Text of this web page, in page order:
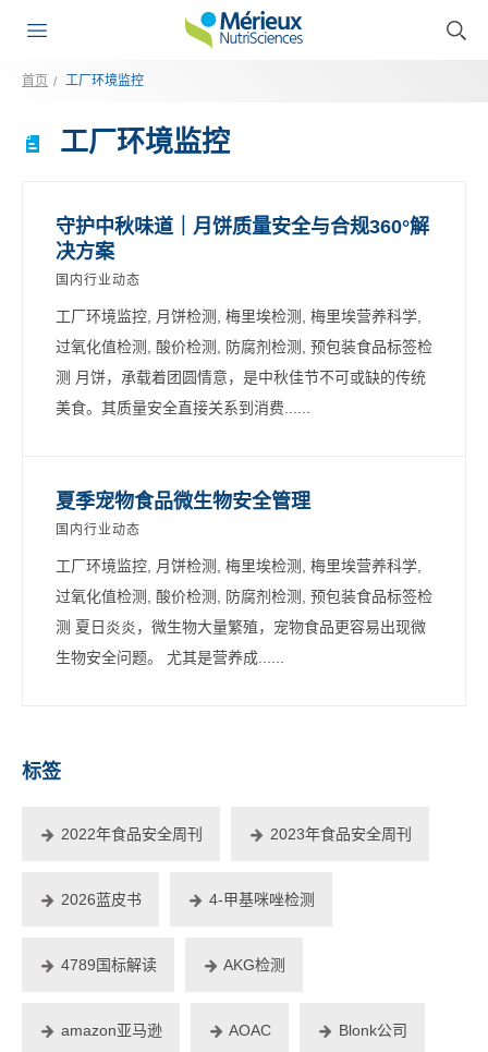
首页 工厂环境监控
工厂环境监控
守护中秋味道｜月饼质量安全与合规360°解
决方案
国内行业动态
工厂环境监控, 月饼检测, 梅里埃检测, 梅里埃营养科学,
过氧化值检测, 酸价检测, 防腐剂检测, 预包装食品标签检
测 月饼，承载着团圆情意，是中秋佳节不可或缺的传统
美食。其质量安全直接关系到消费......
夏季宠物食品微生物安全管理
国内行业动态
工厂环境监控, 月饼检测, 梅里埃检测, 梅里埃营养科学,
过氧化值检测, 酸价检测, 防腐剂检测, 预包装食品标签检
测 夏日炎炎，微生物大量繁殖，宠物食品更容易出现微
生物安全问题。 尤其是营养成......
标签
2022年食品安全周刊 2023年食品安全周刊
2026蓝皮书 4-甲基咪唑检测
4789国标解读 AKG检测
amazon亚马逊 AOAC Blonk公司